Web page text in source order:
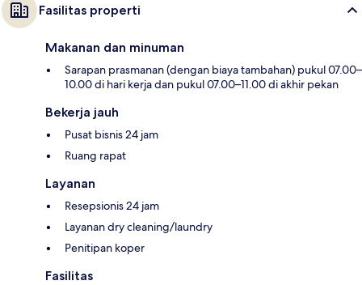
Fasilitas properti
Makanan dan minuman
Sarapan prasmanan (dengan biaya tambahan) pukul 07.00–
10.00 di hari kerja dan pukul 07.00–11.00 di akhir pekan
Bekerja jauh
Pusat bisnis 24 jam
Ruang rapat
Layanan
Resepsionis 24 jam
Layanan dry cleaning/laundry
Penitipan koper
Fasilitas